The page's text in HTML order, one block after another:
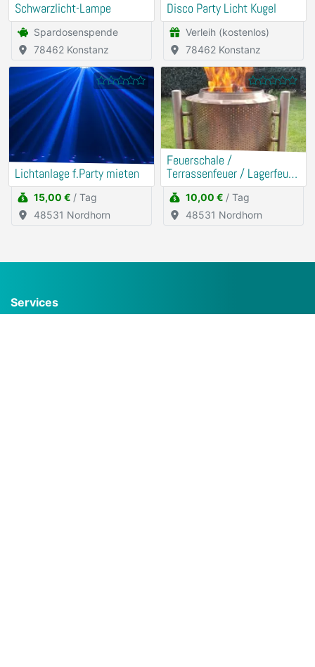
Schwarzlicht-Lampe
Spardosenspende
78462 Konstanz
Disco Party Licht Kugel
Verleih (kostenlos)
78462 Konstanz
Lichtanlage f.Party mieten
15,00 € / Tag
48531 Nordhorn
Feuerschale /
Terrassenfeuer / Lagerfeuer
mieten
10,00 € / Tag
48531 Nordhorn
Services